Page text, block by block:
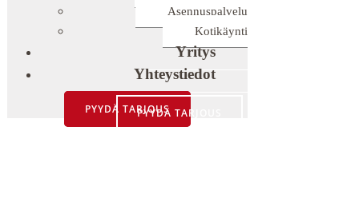
Asennuspalvelu
Kotikäynti
Yritys
Yhteystiedot
PYYDÄ TARJOUSPYYDÄ TARJOUS